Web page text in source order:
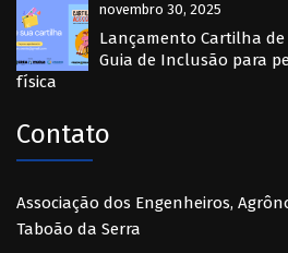
novembro 30, 2025
Lançamento Cartilha de
Guia de Inclusão para
física
Contato
Associação dos Engenheiros,
Taboão da Serra